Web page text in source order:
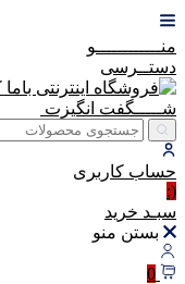
منــــــــــــو
دستــرسی
شـــــگفت انگیزت
حساب کاربری
(:
سبـد خرید
بستن منو
0